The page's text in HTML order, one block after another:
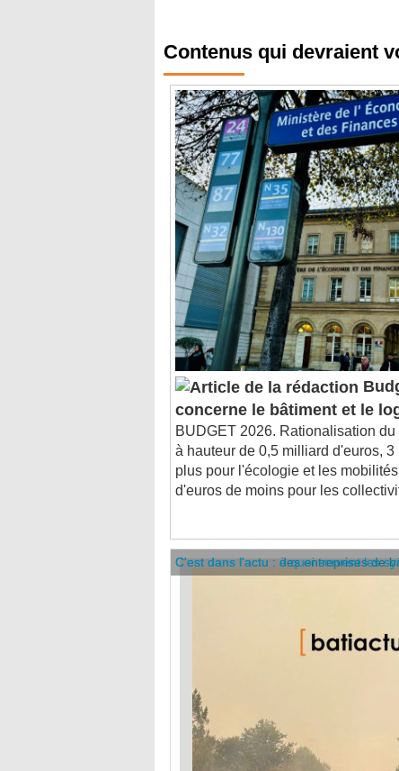
concerne le bâtiment et le
BUDGET 2026. Rationalisation du
à hauteur de 0,5 milliard d'euros,
plus pour l'écologie et les
d'euros de moins pour les
C'est dans l'actu : des entreprises de
C'est dans l'actu : à quoi servent les